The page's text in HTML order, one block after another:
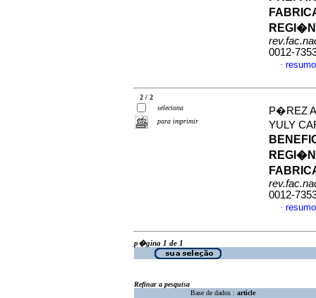
0012-
·
2 / 2
seleciona
para imprimir
P�REZ
YULY
0012-
·
p�gina 1 de 1
Refinar a pesquisa
Base de dados : article